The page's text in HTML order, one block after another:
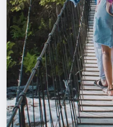
Города
Площадки
Артисты
Рейтинги